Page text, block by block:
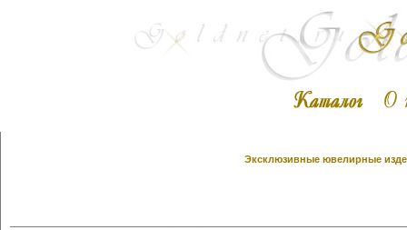
Эксклюзивные ювелирные